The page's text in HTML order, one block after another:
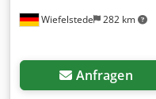
Wiefelstede 282 km
Anfragen